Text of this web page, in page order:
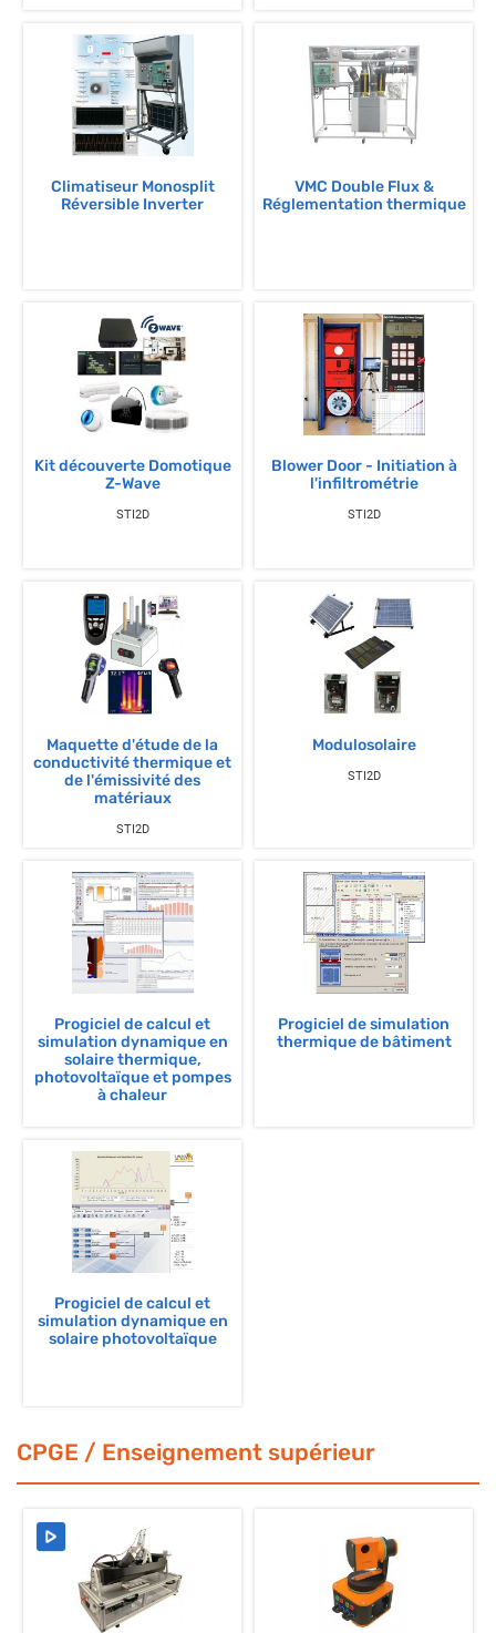
Climatiseur Monosplit
Réversible Inverter
VMC Double Flux &
Réglementation thermique
Kit découverte Domotique
Z-Wave
STI2D
Blower Door - Initiation à
l'infiltrométrie
STI2D
Maquette d'étude de la
conductivité thermique et
de l'émissivité des
matériaux
STI2D
Modulosolaire
STI2D
Progiciel de calcul et
simulation dynamique en
solaire thermique,
photovoltaïque et pompes
à chaleur
Progiciel de simulation
thermique de bâtiment
Progiciel de calcul et
simulation dynamique en
solaire photovoltaïque
CPGE / Enseignement supérieur